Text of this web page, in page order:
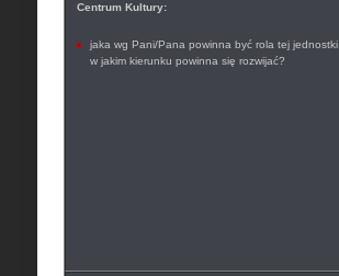
Centrum Kultury:
jaka wg Pani/Pana powinna być rola tej jednostki,
w jakim kierunku powinna się rozwijać?